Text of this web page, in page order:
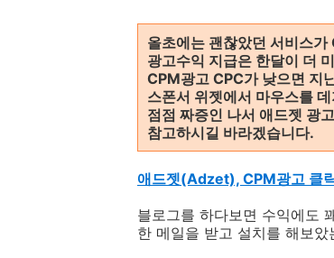
올초에는 괜찮았던 서비스
광고수익 지급은 한달이 더
CPM광고 CPC가 낮으면 지
스폰서 위젯에서 마우스를
점점 짜증인 나서 애드젯 광
참고하시길 바라겠습니다.
애드젯(Adzet), CPM광고 클
블로그를 하다보면 수익에도
한 메일을 받고 설치를 해보